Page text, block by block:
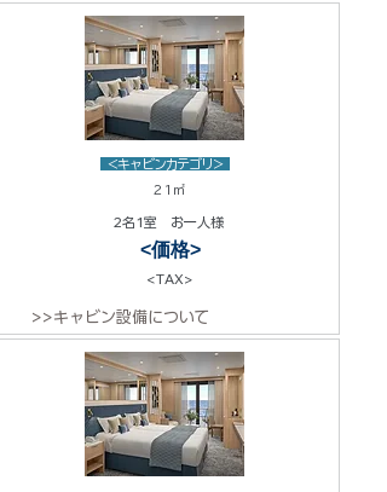
<キャビンカテゴリ>
21㎡
2名1室 お一人様
<価格>
<TAX>
>>キャビン設備について